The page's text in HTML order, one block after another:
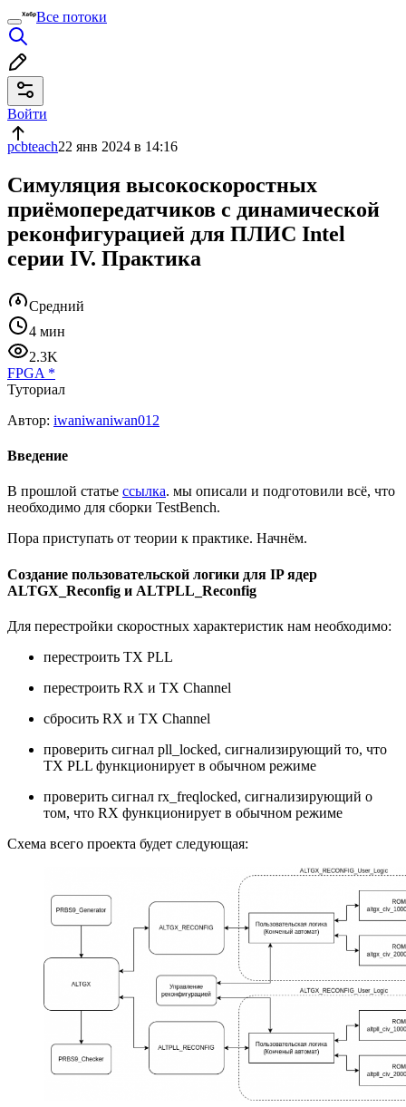
Все потоки
Войти
pcbteach22 янв 2024 в 14:16
Симуляция высокоскоростных
приёмопередатчиков с динамической
реконфигурацией для ПЛИС Intel
серии IV. Практика
Средний
4 мин
2.3K
FPGA *
Туториал
Автор: iwaniwaniwan012
Введение
В прошлой статье ссылка. мы описали и подготовили всё, что
необходимо для сборки TestBench.
Пора приступать от теории к практике. Начнём.
Создание пользовательской логики для IP ядер
ALTGX_Reconfig и ALTPLL_Reconfig
Для перестройки скоростных характеристик нам необходимо:
перестроить TX PLL
перестроить RX и TX Channel
сбросить RX и TX Channel
проверить сигнал pll_locked, сигнализирующий то, что
TX PLL функционирует в обычном режиме
проверить сигнал rx_freqlocked, сигнализирующий о
том, что RX функционирует в обычном режиме
Схема всего проекта будет следующая: